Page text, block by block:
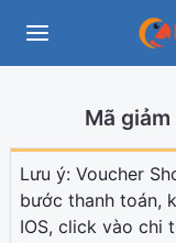
Mã
Lưu ý: Voucher
bước thanh toán,
IOS, click vào chi